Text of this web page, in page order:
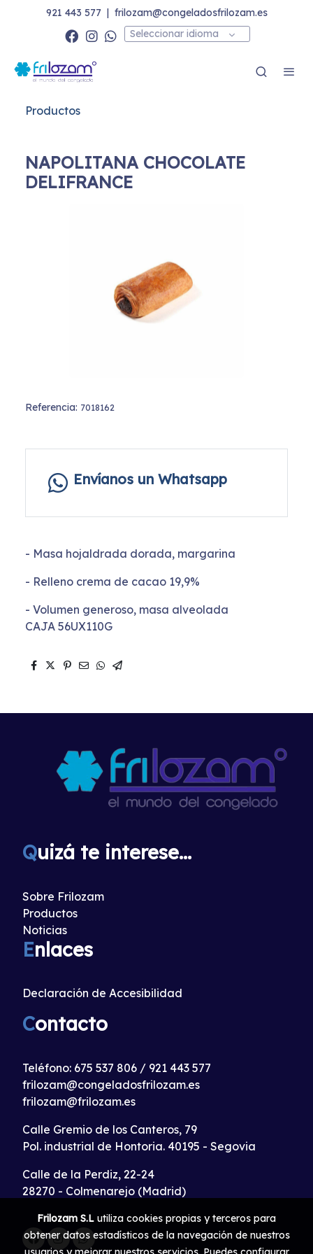
921 443 577 | frilozam@congeladosfrilozam.es
Seleccionar idioma
Productos
NAPOLITANA CHOCOLATE
DELIFRANCE
Referencia: 7018162
Envíanos un Whatsapp
- Masa hojaldrada dorada, margarina
- Relleno crema de cacao 19,9%
- Volumen generoso, masa alveolada
CAJA 56UX110G
Quizá te interese...
Sobre Frilozam
Productos
Noticias
Enlaces
Declaración de Accesibilidad
Contacto
Teléfono: 675 537 806 / 921 443 577
frilozam@congeladosfrilozam.es
frilozam@frilozam.es
Calle Gremio de los Canteros, 79
Pol. industrial de Hontoria. 40195 - Segovia
Calle de la Perdiz, 22-24
28270 - Colmenarejo (Madrid)
Frilozam S.L utiliza cookies propias y terceros para
obtener datos estadísticos de la navegación de nuestros